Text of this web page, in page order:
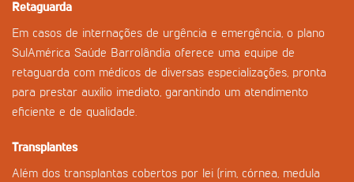
Retaguarda
Em casos de internações de urgência e emergência, o plano
SulAmérica Saúde Barrolândia oferece uma equipe de
retaguarda com médicos de diversas especializações, pronta
para prestar auxílio imediato, garantindo um atendimento
eficiente e de qualidade.
Transplantes
Além dos transplantas cobertos por lei (rim, córnea, medula